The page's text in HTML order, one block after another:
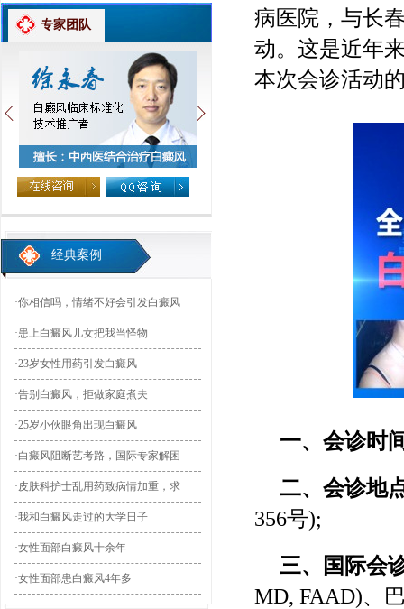
病医院，与长
动。这是近年
本次会诊活动
一、会诊时
二、会诊地
356号);
三、国际会
MD, FAAD)、
专家团队
经典案例
·你相信吗，情绪不好会引发白癜风
·患上白癜风儿女把我当怪物
·23岁女性用药引发白癜风
·告别白癜风，拒做家庭煮夫
·25岁小伙眼角出现白癜风
·白癜风阻断艺考路，国际专家解困
·皮肤科护士乱用药致病情加重，求
·我和白癜风走过的大学日子
·女性面部白癜风十余年
·女性面部患白癜风4年多